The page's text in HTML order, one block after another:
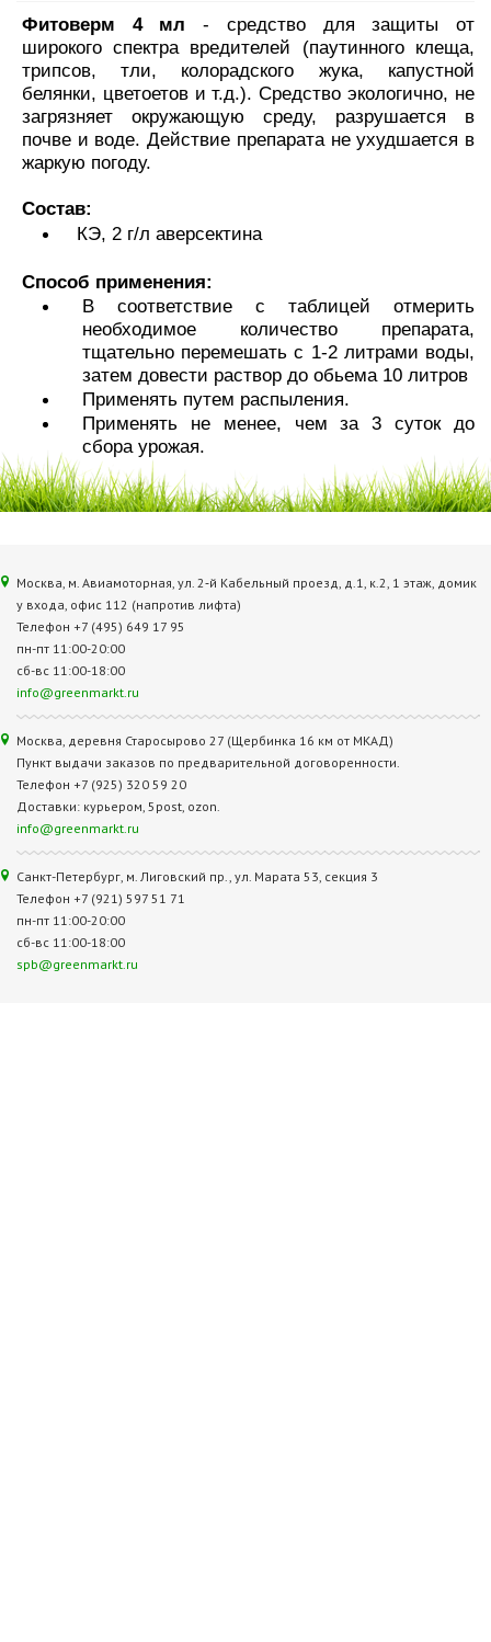
Фитоверм 4 мл - средство для защиты от
широкого спектра вредителей (паутинного клеща,
трипсов, тли, колорадского жука, капустной
белянки, цветоетов и т.д.). Средство экологично, не
загрязняет окружающую среду, разрушается в
почве и воде. Действие препарата не ухудшается в
жаркую погоду.
Состав:
КЭ, 2 г/л аверсектина
Способ применения:
В соответствие с таблицей отмерить
необходимое количество препарата,
тщательно перемешать с 1-2 литрами воды,
затем довести раствор до обьема 10 литров
Применять путем распыления.
Применять не менее, чем за 3 суток до
сбора урожая.
Москва, м. Авиамоторная, ул. 2‑й Кабельный проезд, д.1, к.2, 1 этаж, домик
у входа, офис 112 (напротив лифта)
Телефон +7 (495) 649 17 95
пн-пт 11:00-20:00
сб-вс 11:00-18:00
info@greenmarkt.ru
Москва, деревня Старосырово 27 (Щербинка 16 км от МКАД)
Пункт выдачи заказов по предварительной договоренности.
Телефон +7 (925) 320 59 20
Доставки: курьером, 5post, ozon.
info@greenmarkt.ru
Санкт-Петербург, м. Лиговский пр., ул. Марата 53, секция 3
Телефон +7 (921) 597 51 71
пн-пт 11:00-20:00
сб-вс 11:00-18:00
spb@greenmarkt.ru